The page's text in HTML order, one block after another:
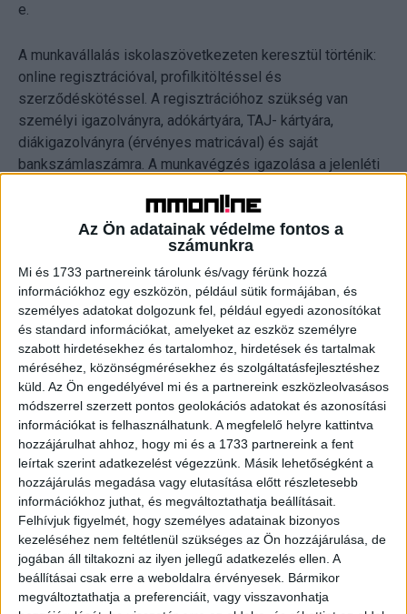
Az Ön adatainak védelme fontos a
számunkra
Mi és 1733 partnereink tárolunk és/vagy férünk hozzá
információkhoz egy eszközön, például sütik formájában, és
személyes adatokat dolgozunk fel, például egyedi azonosítókat
és standard információkat, amelyeket az eszköz személyre
szabott hirdetésekhez és tartalomhoz, hirdetések és tartalmak
méréséhez, közönségmérésekhez és szolgáltatásfejlesztéshez
küld. Az Ön engedélyével mi és a partnereink eszközleolvasásos
módszerrel szerzett pontos geolokációs adatokat és azonosítási
információkat is felhasználhatunk. A megfelelő helyre kattintva
hozzájárulhat ahhoz, hogy mi és a 1733 partnereink a fent
leírtak szerint adatkezelést végezzünk. Másik lehetőségként a
hozzájárulás megadása vagy elutasítása előtt részletesebb
információkhoz juthat, és megváltoztathatja beállításait.
Felhívjuk figyelmét, hogy személyes adatainak bizonyos
kezeléséhez nem feltétlenül szükséges az Ön hozzájárulása, de
jogában áll tiltakozni az ilyen jellegű adatkezelés ellen. A
beállításai csak erre a weboldalra érvényesek. Bármikor
megváltoztathatja a preferenciáit, vagy visszavonhatja
e.
A munkavállalás iskolaszövetkezeten keresztül történik:
online regisztrációval, profilkitöltéssel és
szerződéskötéssel. A regisztrációhoz szükség van
személyi igazolványra, adókártyára, TAJ- kártyára,
diákigazolványra (érvényes matricával) és saját
bankszámlaszámra. A munkavégzés igazolása a jelenléti
A tavalyi átlagosan 1800–1900 forintos órabér idén
2100–2200 forintra emelkedett. A minimálbér 1672
forintra, illetve a garantált bérminimum 2005 forintra
emeléséhez igazodva nőttek az elérhető átlagbérek.
Mérnöki, informatikai területen a 2200–2500 Ft közötti
órabér a jellemző. Adminisztratív munkakörökben 1900–
2100 Ft közötti bér az elvárás.
A diákok egyre nagyobb arányban vállalnak több órát, ami
az inflációval és az emelkedő megélhetési költségekkel
is összefüggésben lehet. Sok fiatal már nemcsak
költőpénzt keres, hanem a megélhetését is ebből fedezi.
Hibrid munkavégzés: elvárás, nem lehetőség
A COVID-időszak tapasztalatai hosszú távú változást
hoztak a diákok elvárásaiban. Az irodai munkák esetében